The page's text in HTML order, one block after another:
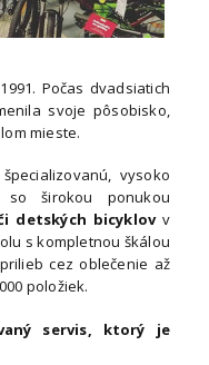
Počas dvadsiatich
svoje pôsobisko,
mieste.
vysoko
so širokou ponukou
detských bicyklovv
s kompletnou škálou
cez oblečenie až
položiek.
servis, ktorý je